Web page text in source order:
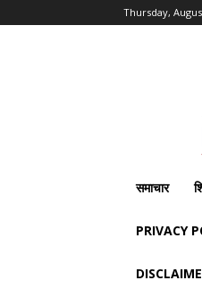
Thursday,
समाचार
PRIVACY